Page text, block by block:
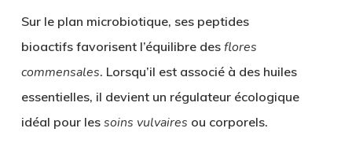
Sur le plan microbiotique, ses peptides
bioactifsfavorisent l’équilibre des flores
commensales. Lorsqu’il est associé à des huiles
essentielles, il devient un régulateur écologique
idéal pour les soins vulvaires ou corporels.